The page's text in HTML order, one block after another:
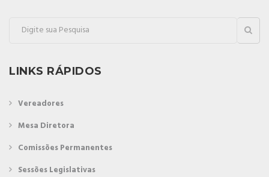
LINKS RÁPIDOS
Vereadores
Mesa Diretora
Comissões Permanentes
Sessões Legislativas